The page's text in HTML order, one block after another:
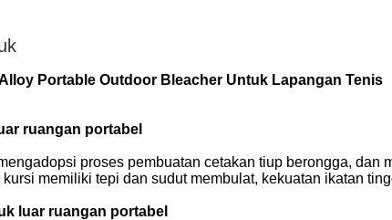
Portable Outdoor Bleacher Untuk Lapangan Tenis
ruangan portabel
proses pembuatan cetakan tiup berongga,
memiliki tepi dan sudut membulat, kekuatan ikatan
luar ruangan portabel